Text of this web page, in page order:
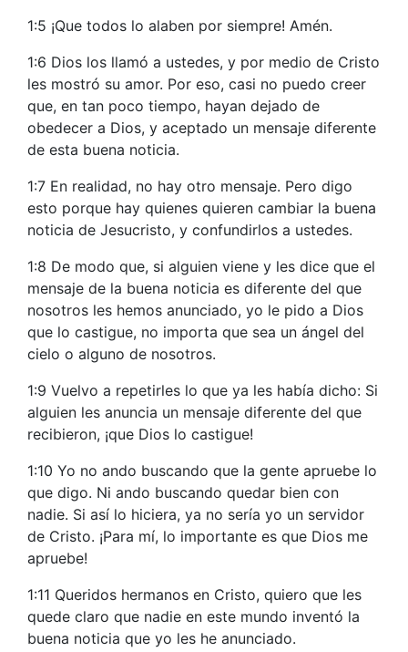
1:5 ¡Que todos lo alaben por siempre! Amén.
1:6 Dios los llamó a ustedes, y por medio de Cristo
les mostró su amor. Por eso, casi no puedo creer
que, en tan poco tiempo, hayan dejado de
obedecer a Dios, y aceptado un mensaje diferente
de esta buena noticia.
1:7 En realidad, no hay otro mensaje. Pero digo
esto porque hay quienes quieren cambiar la buena
noticia de Jesucristo, y confundirlos a ustedes.
1:8 De modo que, si alguien viene y les dice que el
mensaje de la buena noticia es diferente del que
nosotros les hemos anunciado, yo le pido a Dios
que lo castigue, no importa que sea un ángel del
cielo o alguno de nosotros.
1:9 Vuelvo a repetirles lo que ya les había dicho: Si
alguien les anuncia un mensaje diferente del que
recibieron, ¡que Dios lo castigue!
1:10 Yo no ando buscando que la gente apruebe lo
que digo. Ni ando buscando quedar bien con
nadie. Si así lo hiciera, ya no sería yo un servidor
de Cristo. ¡Para mí, lo importante es que Dios me
apruebe!
1:11 Queridos hermanos en Cristo, quiero que les
quede claro que nadie en este mundo inventó la
buena noticia que yo les he anunciado.